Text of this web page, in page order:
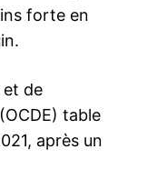
forte en
et de
table
après un